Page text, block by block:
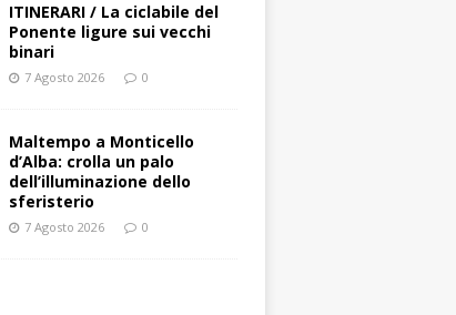
ITINERARI / La ciclabile del
Ponente ligure sui vecchi
binari
7 Agosto 2026 0
Maltempo a Monticello
d’Alba: crolla un palo
dell’illuminazione dello
sferisterio
7 Agosto 2026 0